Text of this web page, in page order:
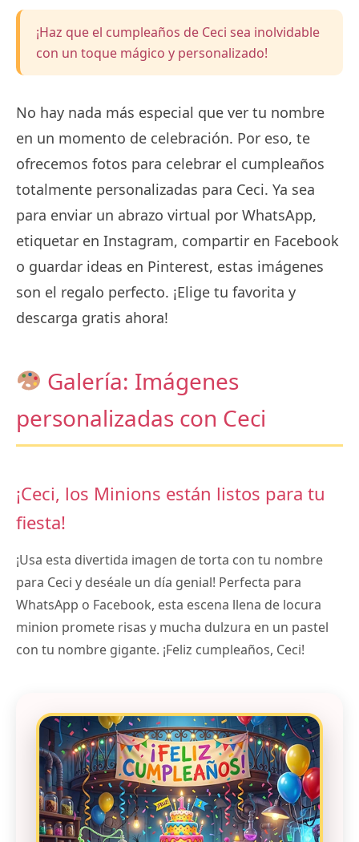
¡Haz que el cumpleaños de Ceci sea inolvidable
con un toque mágico y personalizado!
No hay nada más especial que ver tu nombre
en un momento de celebración. Por eso, te
ofrecemos fotos para celebrar el cumpleaños
totalmente personalizadas para Ceci. Ya sea
para enviar un abrazo virtual por WhatsApp,
etiquetar en Instagram, compartir en Facebook
o guardar ideas en Pinterest, estas imágenes
son el regalo perfecto. ¡Elige tu favorita y
descarga gratis ahora!
Galería: Imágenes
personalizadas con Ceci
¡Ceci, los Minions están listos para tu
fiesta!
¡Usa esta divertida imagen de torta con tu nombre
para Ceci y deséale un día genial! Perfecta para
WhatsApp o Facebook, esta escena llena de locura
minion promete risas y mucha dulzura en un pastel
con tu nombre gigante. ¡Feliz cumpleaños, Ceci!